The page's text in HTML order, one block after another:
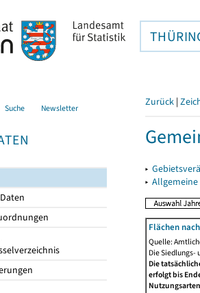
Suche Newsletter Zurück |
▸
▸
Flächen
Quelle:
Die Siedlungs-
Die
erfolgt bis